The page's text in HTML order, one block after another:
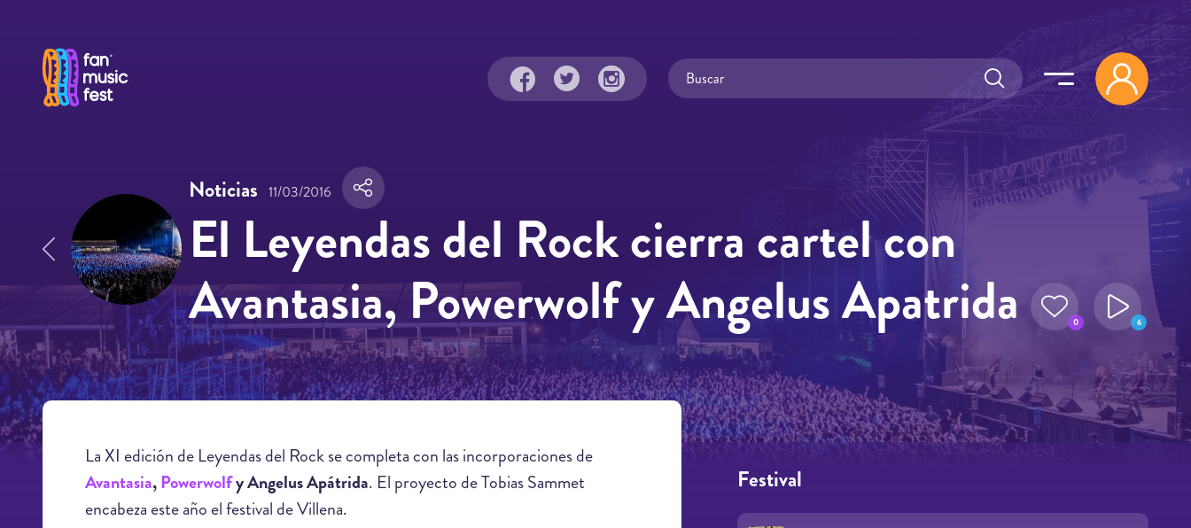
Noticias 11/03/2016
El Leyendas del Rock cierra cartel con
Avantasia, Powerwolf y Angelus Apatrida
0 6
La XI edición de Leyendas del Rock se completa con las incorporaciones de
Avantasia,Powerwolfy Angelus Apátrida. El proyecto de Tobias Sammet
encabeza este año el festival de Villena.
Festival